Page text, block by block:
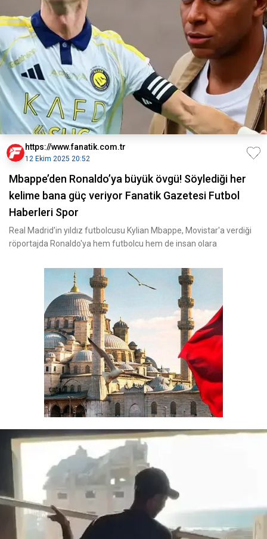
https://www.fanatik.com.tr
12 Ekim 2025 20:52
Mbappe’den Ronaldo’ya büyük övgü! Söylediği her
kelime bana güç veriyor Fanatik Gazetesi Futbol
Haberleri Spor
Real Madrid'in yıldız futbolcusu Kylian Mbappe, Movistar'a verdiği
röportajda Ronaldo'ya hem futbolcu hem de insan olara